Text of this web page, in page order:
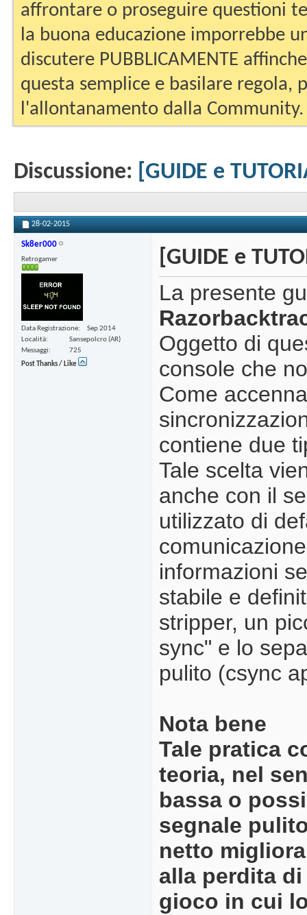
affrontare o proseguire questioni
la buona educazione imporrebbe
discutere PUBBLICAMENTE
questa semplice e basilare regola,
l'allontanamento dalla Community.
Discussione: [GUIDE e
28-02-2015
Sk8er000
Retrogamer
Data Registrazione
Sep 2014
Località
Sansepolcro (AR)
Messaggi
725
Post Thanks / Like
[GUIDE e
La presente
Oggetto di
console che
Come
contiene due
Tale scelta
anche con il
utilizzato di
informazioni
stabile e
stripper, un
sync" e lo
pulito (csync
Nota bene
Tale pratica
teoria, nel
bassa o
segnale
netto
alla perdita
gioco in cui